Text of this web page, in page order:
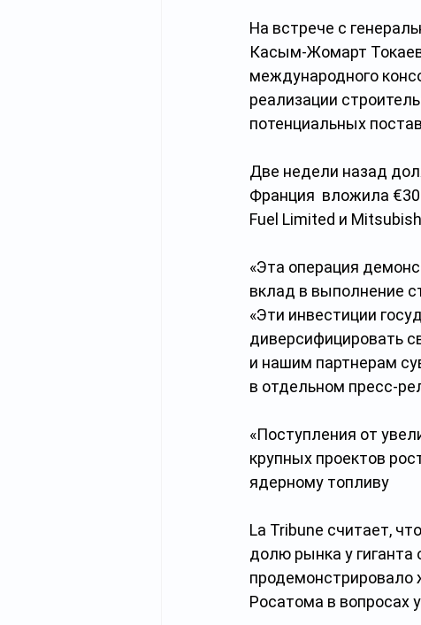
На встрече с
Касым-Жомарт
международного
реализации
потенциальных
Две недели назад
Франция  вложила
Fuel Limited и
«Эта операция
вклад в выполнение
«Эти инвестиции
диверсифицировать
и нашим партнерам
в отдельном пресс-
«Поступления от
крупных проектов
ядерному топливу
La Tribune считает,
долю рынка у гиганта
продемонстрировало
Росатома в вопросах